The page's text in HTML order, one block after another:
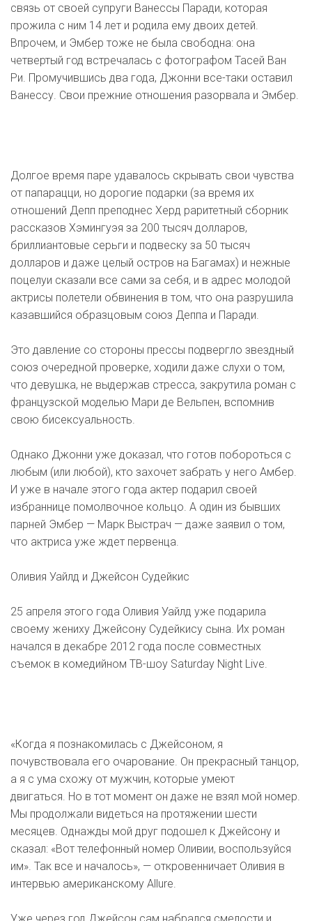
связь от своей супруги Ванессы Паради, которая
прожила с ним 14 лет и родила ему двоих детей.
Впрочем, и Эмбер тоже не была свободна: она
четвертый год встречалась с фотографом Тасей Ван
Ри. Промучившись два года, Джонни все-таки оставил
Ванессу. Свои прежние отношения разорвала и Эмбер.
Долгое время паре удавалось скрывать свои чувства
от папарацци, но дорогие подарки (за время их
отношений Депп преподнес Херд раритетный сборник
рассказов Хэмингуэя за 200 тысяч долларов,
бриллиантовые серьги и подвеску за 50 тысяч
долларов и даже целый остров на Багамах) и нежные
поцелуи сказали все сами за себя, и в адрес молодой
актрисы полетели обвинения в том, что она разрушила
казавшийся образцовым союз Деппа и Паради.
Это давление со стороны прессы подвергло звездный
союз очередной проверке, ходили даже слухи о том,
что девушка, не выдержав стресса, закрутила роман с
французской моделью Мари де Вельпен, вспомнив
свою бисексуальность.
Однако Джонни уже доказал, что готов побороться с
любым (или любой), кто захочет забрать у него Амбер.
И уже в начале этого года актер подарил своей
избраннице помолвочное кольцо. А один из бывших
парней Эмбер — Марк Выстрач — даже заявил о том,
что актриса уже ждет первенца.
Оливия Уайлд и Джейсон Судейкис
25 апреля этого года Оливия Уайлд уже подарила
своему жениху Джейсону Судейкису сына. Их роман
начался в декабре 2012 года после совместных
съемок в комедийном ТВ-шоу Saturday Night Live.
«Когда я познакомилась с Джейсоном, я
почувствовала его очарование. Он прекрасный танцор,
а я с ума схожу от мужчин, которые умеют
двигаться. Но в тот момент он даже не взял мой номер.
Мы продолжали видеться на протяжении шести
месяцев. Однажды мой друг подошел к Джейсону и
сказал: «Вот телефонный номер Оливии, воспользуйся
им». Так все и началось», — откровенничает Оливия в
интервью американскому Allure.